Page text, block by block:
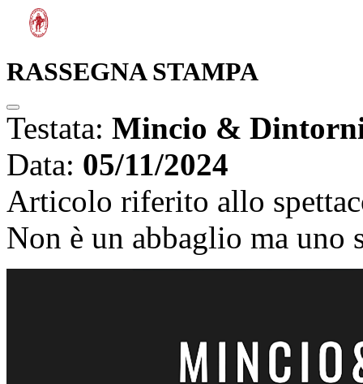
RASSEGNA STAMPA
Testata: Mincio &
Data: 05/11/2024
Articolo riferito allo
Non è un abbaglio ma uno